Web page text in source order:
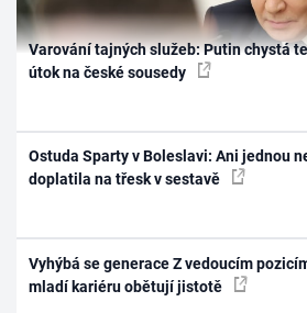
Varování tajných služeb: Putin chystá
útok na české sousedy
Ostuda Sparty v Boleslavi: Ani jednou
doplatila na třesk v sestavě
Vyhýbá se generace Z vedoucím
mladí kariéru obětují jistotě